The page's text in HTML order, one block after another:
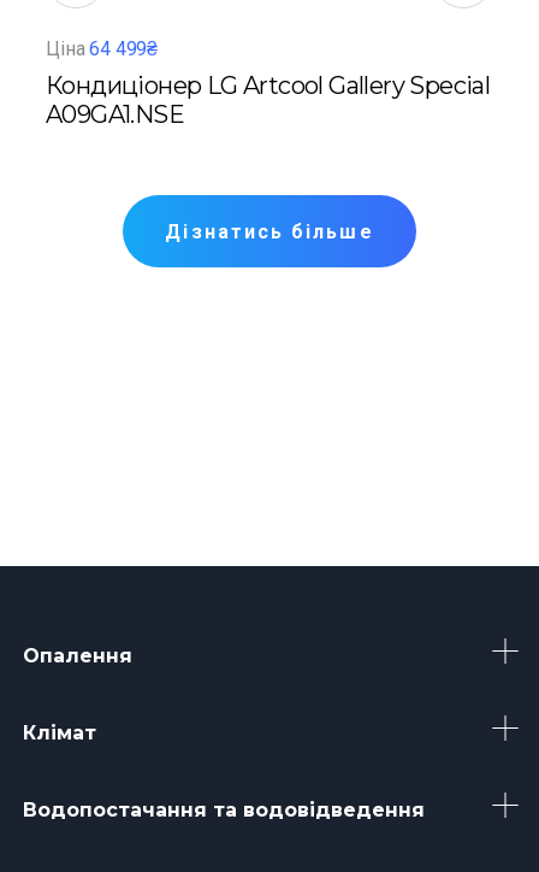
Ціна64 499₴
Кондиціонер LG Artcool Gallery Special
A09GA1.NSE
Дізнатись більше
Опалення
Клімат
Водопостачання та водовідведення